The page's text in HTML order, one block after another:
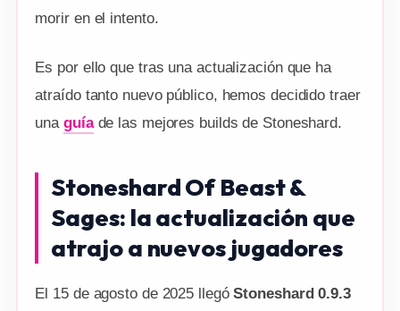
morir en el intento.
Es por ello que tras una actualización que ha
atraído tanto nuevo público, hemos decidido traer
unaguíade las mejores builds de Stoneshard.
Stoneshard Of Beast &
Sages: la actualización que
atrajo a nuevos jugadores
El 15 de agosto de 2025 llegóStoneshard 0.9.3